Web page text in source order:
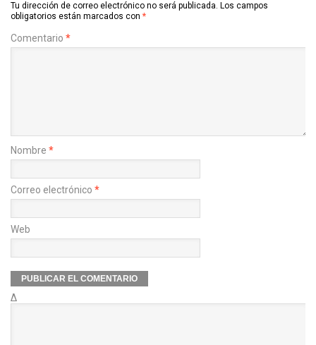
Tu dirección de correo electrónico no será publicada. Los campos
obligatorios están marcados con *
Comentario *
Nombre *
Correo electrónico *
Web
Δ